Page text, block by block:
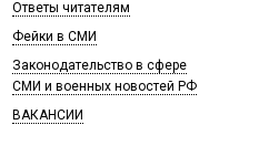
Ответы читателям
Фейки в СМИ
Законодательство в сфере
СМИ и военных новостей РФ
ВАКАНСИИ